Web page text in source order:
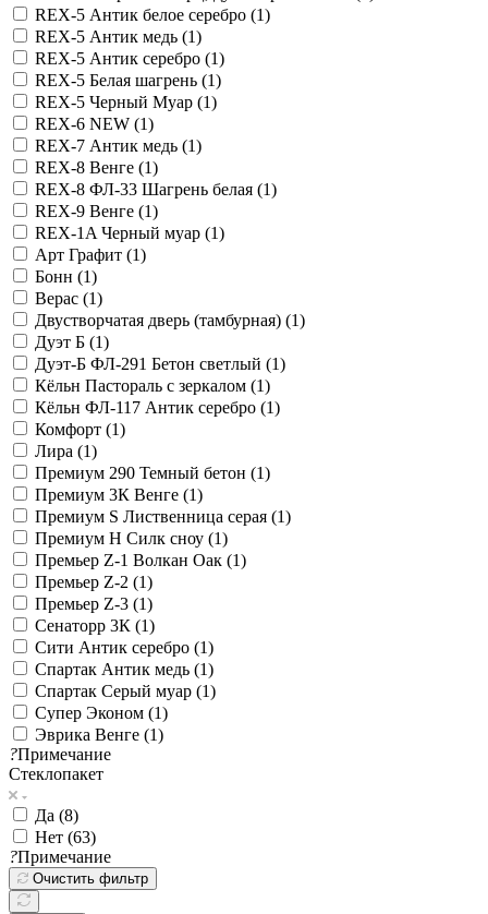
REX-5 Антик белое серебро (1)
REX-5 Антик медь (1)
REX-5 Антик серебро (1)
REX-5 Белая шагрень (1)
REX-5 Черный Муар (1)
REX-6 NEW (1)
REX-7 Антик медь (1)
REX-8 Венге (1)
REX-8 ФЛ-33 Шагрень белая (1)
REX-9 Венге (1)
RЕX-1A Черный муар (1)
Арт Графит (1)
Бонн (1)
Верас (1)
Двустворчатая дверь (тамбурная) (1)
Дуэт Б (1)
Дуэт-Б ФЛ-291 Бетон светлый (1)
Кёльн Пастораль с зеркалом (1)
Кёльн ФЛ-117 Антик серебро (1)
Комфорт (1)
Лира (1)
Премиум 290 Темный бетон (1)
Премиум 3К Венге (1)
Премиум S Лиственница серая (1)
Премиум Н Силк сноу (1)
Премьер Z-1 Волкан Оак (1)
Премьер Z-2 (1)
Премьер Z-3 (1)
Сенаторр 3К (1)
Сити Антик серебро (1)
Спартак Антик медь (1)
Спартак Серый муар (1)
Супер Эконом (1)
Эврика Венге (1)
?Примечание
Стеклопакет
Да (8)
Нет (63)
?Примечание
Очистить фильтр